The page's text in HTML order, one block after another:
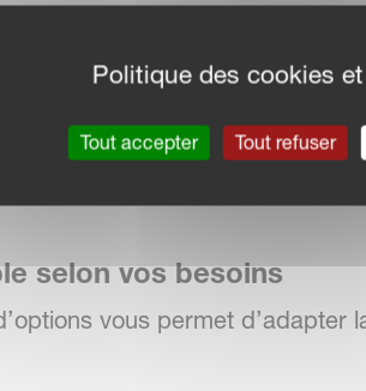
de sol.
intense du sol
Ø520 mm assurent un
pour un déchaumage
selon vos besoins
vous permet
Politique des cookies
Tout accepter Tout refuser